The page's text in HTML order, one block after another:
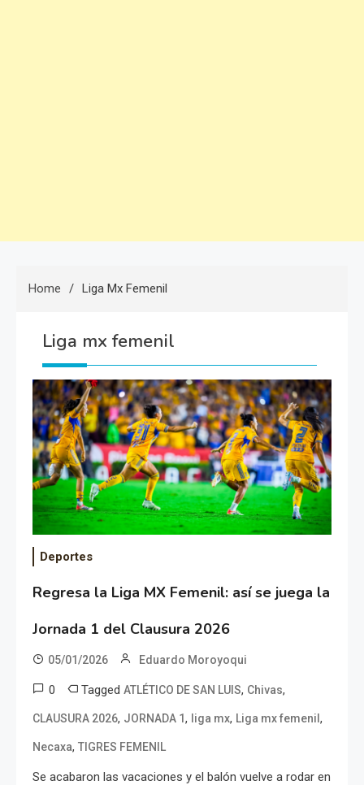
Home Liga Mx Femenil
Liga mx femenil
Deportes
Regresa la Liga MX Femenil: así se juega la
Jornada 1 del Clausura 2026
05/01/2026 Eduardo Moroyoqui
0 Tagged ATLÉTICO DE SAN LUIS, Chivas,
CLAUSURA 2026, JORNADA 1, liga mx, Liga mx femenil ,
Necaxa, TIGRES FEMENIL
Se acabaron las vacaciones y el balón vuelve a rodar en